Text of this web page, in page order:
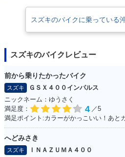
スズキのバイクに乗っている
スズキのバイクレビュー
前から乗りたかったバイク
スズキ
ＧＳＸ４００インパルス
ニックネーム：ゆうさく
満足度：
4 ／5
満足ポイント:カラーがかっこいい！あと
へどみさき
スズキ
ＩＮＡＺＵＭＡ４００